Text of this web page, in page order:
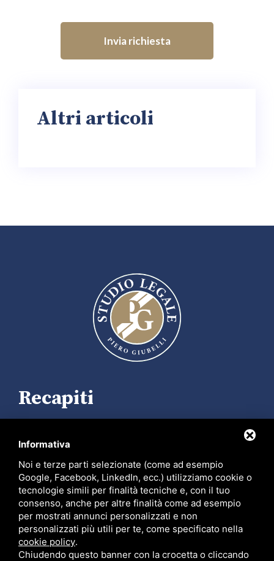
Invia richiesta
Altri articoli
Recapiti
+39 0532 204537
info@studiolegalegiubelli.it
PECpiero.giubelli@ordineavvocatiferrara.eu
facebook.com/studiolegalegiubelli
instagram.com/studiolegale_giubelli
Informativa
Noi e terze parti selezionate (come ad esempio
Google, Facebook, LinkedIn, ecc.) utilizziamo cookie o
tecnologie simili per finalità tecniche e, con il tuo
consenso, anche per altre finalità come ad esempio
per mostrati annunci personalizzati e non
personalizzati più utili per te, come specificato nella
cookie policy.
Chiudendo questo banner con la crocetta o cliccando